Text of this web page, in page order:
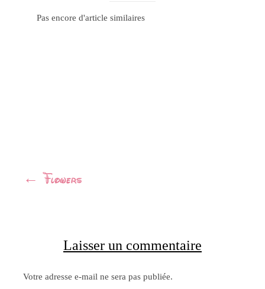
Pas encore d'article similaires
Navigation
← Flowers
Laisser un commentaire
Votre adresse e-mail ne sera pas publiée.